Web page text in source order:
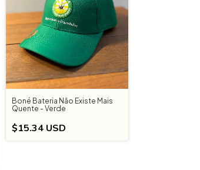
Boné Bateria Não Existe Mais
Quente - Verde
$15.34 USD